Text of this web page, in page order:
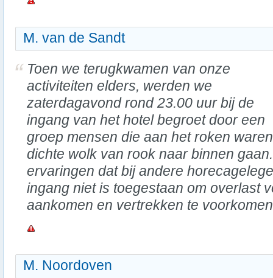
M. van de Sandt
Toen we terugkwamen van onze
activiteiten elders, werden we
zaterdagavond rond 23.00 uur bij de
ingang van het hotel begroet door een
groep mensen die aan het roken
dichte wolk van rook naar binnen
ervaringen dat bij andere
ingang niet is toegestaan om overlast
aankomen en vertrekken te
M. Noordoven